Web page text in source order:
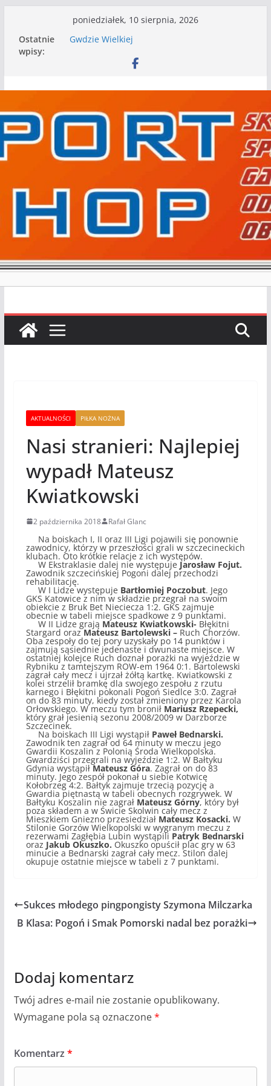
treści
poniedziałek, 10 sierpnia, 2026
Ostatnie
wpisy:
Gwdzie Wielkiej
I mamy kolejne gry kontrolne, piłkarskie
granie przed nami
istnienia Mechanika. Inne wyniki gier
Nasze piłkarskie zespoły w toku przygotowań
do sezonu. Kolejne gry kontrolne przed nimi
Kolejne gry kontrolne naszych piłkarskich
zespołów za nami
AKTUALNOŚCI PIŁKA NOŻNA
Nasi stranieri: Najlepiej
wypadł Mateusz
Kwiatkowski
2 października 2018 Rafał Glanc
Na boiskach I, II oraz III Ligi pojawili się ponownie
zawodnicy, którzy w przeszłości grali w szczecineckich
klubach. Oto krótkie relacje z ich występów.
W Ekstraklasie dalej nie występuje Jarosław Fojut.
Zawodnik szczecińskiej Pogoni dalej przechodzi
rehabilitację.
W I Lidze występuje Bartłomiej Poczobut. Jego
GKS Katowice z nim w składzie przegrał na swoim
obiekcie z Bruk Bet Nieciecza 1:2. GKS zajmuje
obecnie w tabeli miejsce spadkowe z 9 punktami.
W II Lidze grają Mateusz Kwiatkowski- Błękitni
Stargard orazMateusz Bartolewski – Ruch Chorzów.
Oba zespoły do tej pory uzyskały po 14 punktów i
zajmują sąsiednie jedenaste i dwunaste miejsce. W
ostatniej kolejce Ruch doznał porażki na wyjeździe w
Rybniku z tamtejszym ROW-em 1964 0:1. Bartolewski
zagrał cały mecz i ujrzał żółtą kartkę. Kwiatkowski z
kolei strzelił bramkę dla swojego zespołu z rzutu
karnego i Błękitni pokonali Pogoń Siedlce 3:0. Zagrał
on do 83 minuty, kiedy został zmieniony przez Karola
Orłowskiego. W meczu tym bronił Mariusz Rzepecki,
który grał jesienią sezonu 2008/2009 w Darzborze
Szczecinek.
Na boiskach III Ligi wystąpił Paweł Bednarski.
Zawodnik ten zagrał od 64 minuty w meczu jego
Gwardii Koszalin z Polonią Środa Wielkopolska.
Gwardziści przegrali na wyjeździe 1:2. W Bałtyku
Gdynia wystąpiłMateusz Góra. Zagrał on do 83
minuty. Jego zespół pokonał u siebie Kotwicę
Kołobrzeg 4:2. Bałtyk zajmuje trzecią pozycję a
Gwardia piętnastą w tabeli obecnych rozgrywek. W
Bałtyku Koszalin nie zagrał Mateusz Górny, który był
poza składem a w Świcie Skolwin cały mecz z
Mieszkiem Gniezno przesiedział Mateusz Kosacki. W
Stilonie Gorzów Wielkopolski w wygranym meczu z
rezerwami Zagłębia Lubin wystąpili Patryk Bednarski
oraz Jakub Okuszko. Okuszko opuścił plac gry w 63
minucie a Bednarski zagrał cały mecz. Stilon dalej
okupuje ostatnie miejsce w tabeli z 7 punktami.
Sukces młodego pingpongisty Szymona Milczarka
B Klasa: Pogoń i Smak Pomorski nadal bez porażki
Dodaj komentarz
Twój adres e-mail nie zostanie opublikowany.
Wymagane pola są oznaczone*
Komentarz *